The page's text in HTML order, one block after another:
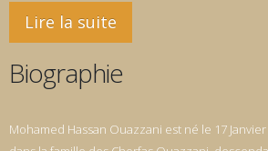
Lire la suite
Biographie
dans la famille des Chorfas Ouazzani,